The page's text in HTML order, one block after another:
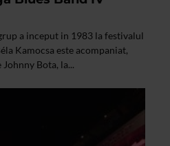
a inceput in 1983 la festivalul
Kamocsa este acompaniat,
Bota, la...